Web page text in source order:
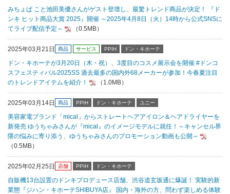
みちょぱ こと池田美優さんがゲスト登壇し、最驚トレンド商品が決定！ 『ド
ンキ ヒット商品大賞 2025』開催 ～2025年4月8日（火）14時から公式SNSに
てライブ配信予定～
（0.5MB）
2025年03月21日 商品 サービス PPIH ドン・キホーテ
ドン・キホーテが3月20日（木・祝）、3度目のコスメ展示会を開催 #ドンコ
スフェスティバル2025SS 過去最多の国内外68メーカーが参加！今春夏注目
のトレンドアイテムを紹介！
（1.0MB）
2025年03月14日 商品 PPIH ドン・キホーテ ユニー
美容家電ブランド「mical」からストレートヘアアイロン＆ヘアドライヤーを
新発売 ゆうちゃみさんが『mical』のイメージモデルに就任！～キャンセル界
隈の悩みに寄り添う、ゆうちゃみさんのプロモーション動画も公開～
（0.5MB）
2025年02月25日 店舗 PPIH ドン・キホーテ
自販機13台設置のドンキプロデュース店舗、渋谷道玄坂通に爆誕！ 実験的新
業態『ジハン・キホーテSHIBUYA店』 国内・海外の方、問わず楽しめる体験